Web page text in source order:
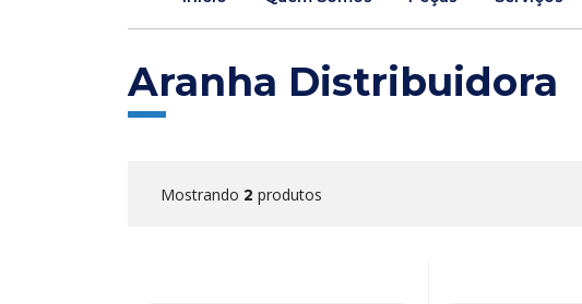
Aranha Distribuidora
Mostrando 2 produtos